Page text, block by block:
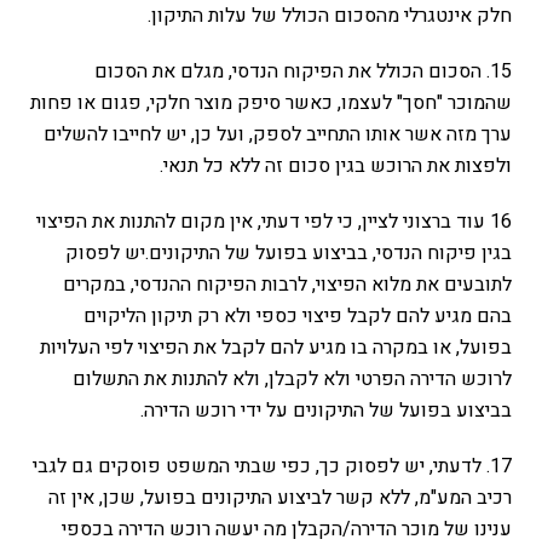
חלק אינטגרלי מהסכום הכולל של עלות התיקון.
15. הסכום הכולל את הפיקוח הנדסי, מגלם את הסכום
שהמוכר "חסך" לעצמו, כאשר סיפק מוצר חלקי, פגום או פחות
ערך מזה אשר אותו התחייב לספק, ועל כן, יש לחייבו להשלים
ולפצות את הרוכש בגין סכום זה ללא כל תנאי.
16 עוד ברצוני לציין, כי לפי דעתי, אין מקום להתנות את הפיצוי
בגין פיקוח הנדסי, בביצוע בפועל של התיקונים.יש לפסוק
לתובעים את מלוא הפיצוי, לרבות הפיקוח ההנדסי, במקרים
בהם מגיע להם לקבל פיצוי כספי ולא רק תיקון הליקוים
בפועל, או במקרה בו מגיע להם לקבל את הפיצוי לפי העלויות
לרוכש הדירה הפרטי ולא לקבלן, ולא להתנות את התשלום
בביצוע בפועל של התיקונים על ידי רוכש הדירה.
17. לדעתי, יש לפסוק כך, כפי שבתי המשפט פוסקים גם לגבי
רכיב המע"מ, ללא קשר לביצוע התיקונים בפועל, שכן, אין זה
ענינו של מוכר הדירה/הקבלן מה יעשה רוכש הדירה בכספי